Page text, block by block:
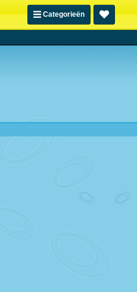
Categorieën